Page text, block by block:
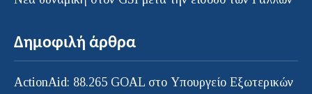
Δημοφιλή άρθρα
ActionAid: 88.265 GOAL στο Υπουργείο Εξωτερικών